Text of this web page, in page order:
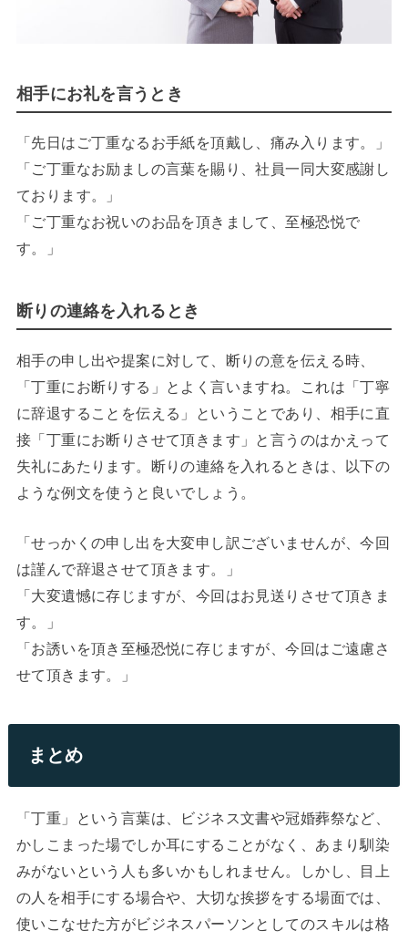
相手にお礼を言うとき
「先日はご丁重なるお手紙を頂戴し、痛み入ります。」
「ご丁重なお励ましの言葉を賜り、社員一同大変感謝し
ております。」
「ご丁重なお祝いのお品を頂きまして、至極恐悦で
す。」
断りの連絡を入れるとき
相手の申し出や提案に対して、断りの意を伝える時、
「丁重にお断りする」とよく言いますね。これは「丁寧
に辞退することを伝える」ということであり、相手に直
接「丁重にお断りさせて頂きます」と言うのはかえって
失礼にあたります。断りの連絡を入れるときは、以下の
ような例文を使うと良いでしょう。
「せっかくの申し出を大変申し訳ございませんが、今回
は謹んで辞退させて頂きます。」
「大変遺憾に存じますが、今回はお見送りさせて頂きま
す。」
「お誘いを頂き至極恐悦に存じますが、今回はご遠慮さ
せて頂きます。」
まとめ
「丁重」という言葉は、ビジネス文書や冠婚葬祭など、
かしこまった場でしか耳にすることがなく、あまり馴染
みがないという人も多いかもしれません。しかし、目上
の人を相手にする場合や、大切な挨拶をする場面では、
使いこなせた方がビジネスパーソンとしてのスキルは格